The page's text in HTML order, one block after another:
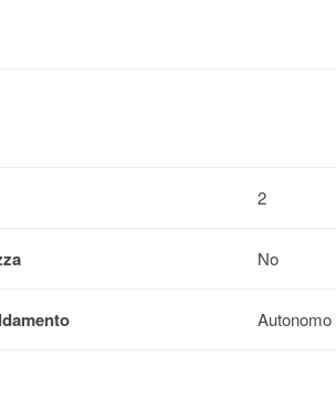
2
No
Autonomo